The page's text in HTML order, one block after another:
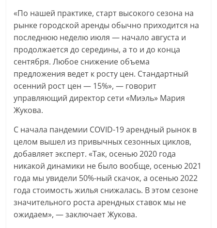
«По нашей практике, старт высокого сезона на
рынке городской аренды обычно приходится на
последнюю неделю июля — начало августа и
продолжается до середины, а то и до конца
сентября. Любое снижение объема
предложения ведет к росту цен. Стандартный
осенний рост цен — 15%», — говорит
управляющий директор сети «Миэль» Мария
Жукова.
С начала пандемии COVID-19 арендный рынок в
целом вышел из привычных сезонных циклов,
добавляет эксперт. «Так, осенью 2020 года
никакой динамики не было вообще, осенью 2021
года мы увидели 50%-ный скачок, а осенью 2022
года стоимость жилья снижалась. В этом сезоне
значительного роста арендных ставок мы не
ожидаем», — заключает Жукова.